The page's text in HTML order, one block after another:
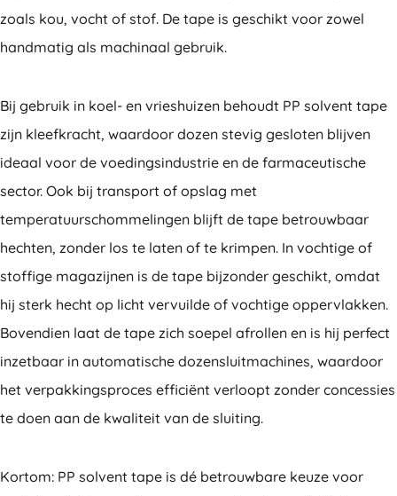
zoals kou, vocht of stof. De tape is geschikt voor zowel
handmatig als machinaal gebruik.
Bij gebruik in koel- en vrieshuizen behoudt PP solvent tape
zijn kleefkracht, waardoor dozen stevig gesloten blijven
ideaal voor de voedingsindustrie en de farmaceutische
sector. Ook bij transport of opslag met
temperatuurschommelingen blijft de tape betrouwbaar
hechten, zonder los te laten of te krimpen. In vochtige of
stoffige magazijnen is de tape bijzonder geschikt, omdat
hij sterk hecht op licht vervuilde of vochtige oppervlakken.
Bovendien laat de tape zich soepel afrollen en is hij perfect
inzetbaar in automatische dozensluitmachines, waardoor
het verpakkingsproces efficiënt verloopt zonder concessies
te doen aan de kwaliteit van de sluiting.
Kortom: PP solvent tape is dé betrouwbare keuze voor